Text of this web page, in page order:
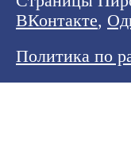
ВКонтакте,
Политика по